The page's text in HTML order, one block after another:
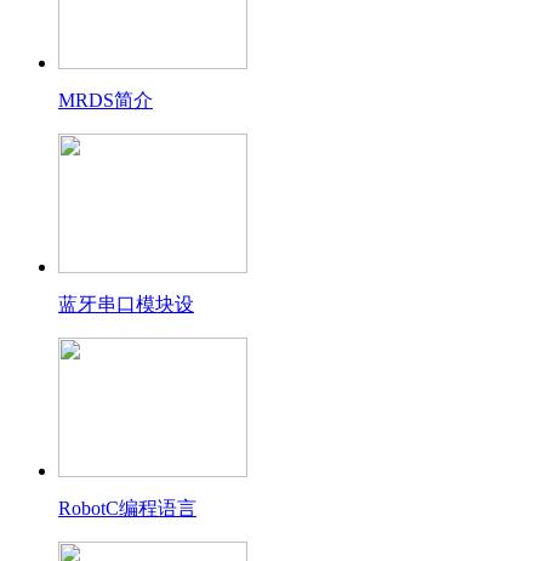
MRDS简介
蓝牙串口模块设
RobotC编程语言